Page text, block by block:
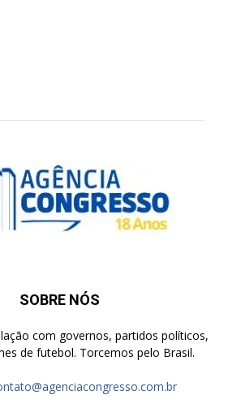
SOBRE NÓS
com governos, partidos políticos,
de futebol. Torcemos pelo Brasil.